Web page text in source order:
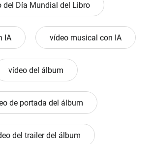
del Día Mundial del Libro
IA vídeo musical con IA
vídeo del álbum
de portada del álbum
del trailer del álbum